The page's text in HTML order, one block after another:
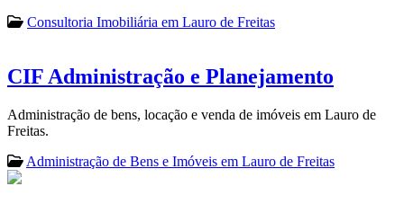
Consultoria Imobiliária em Lauro de Freitas
CIF Administração e Planejamento
Administração de bens, locação e venda de imóveis em Lauro de
Freitas.
Administração de Bens e Imóveis em Lauro de Freitas